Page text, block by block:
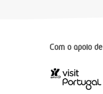
Com o apoio de